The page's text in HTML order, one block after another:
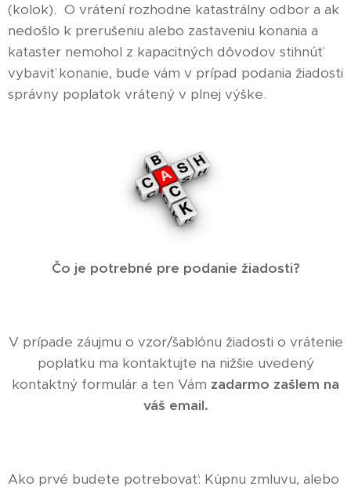
(kolok). O vrátení rozhodne katastrálny odbor a ak
nedošlo k prerušeniu alebo zastaveniu konania a
kataster nemohol z kapacitných dôvodov stihnúť
vybaviť konanie, bude vám v prípad podania žiadosti
správny poplatok vrátený v plnej výške.
Čo je potrebné pre podanie žiadosti?
V prípade záujmu o vzor/šablónu žiadosti o vrátenie
poplatku ma kontaktujte na nižšie uvedený
kontaktný formulár a ten Vám zadarmo zašlem na
váš email.
Ako prvé budete potrebovať: Kúpnu zmluvu, alebo